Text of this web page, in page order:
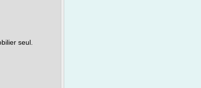
seul.